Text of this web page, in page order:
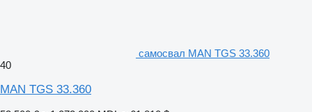
самосвал MAN TGS 33.360
40
MAN TGS 33.360